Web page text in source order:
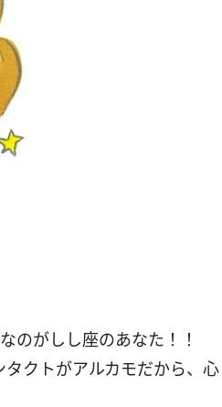
のがしし座のあなた！！
クトがアルカモだから、心